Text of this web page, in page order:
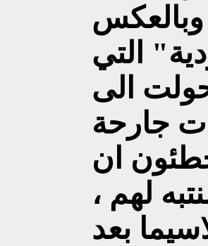
التي
الى
ان
لهم ،
بعد